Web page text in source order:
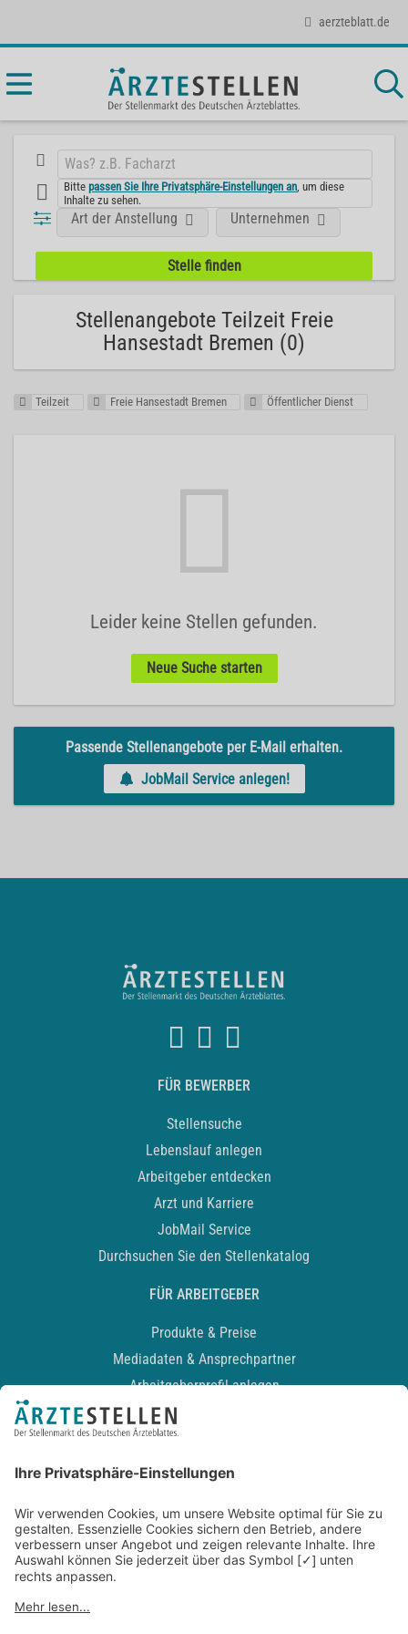
aerzteblatt.de
Bittepassen Sie Ihre Privatsphäre-Einstellungen an , um diese
Inhalte zu sehen.
Art der Anstellung Unternehmen
Stellenangebote Teilzeit Freie
Hansestadt Bremen (0)
Teilzeit Freie Hansestadt Bremen Öffentlicher Dienst
Leider keine Stellen gefunden.
Neue Suche starten
Passende Stellenangebote per E-Mail erhalten.
JobMail Service anlegen!
FÜR BEWERBER
Stellensuche
Lebenslauf anlegen
Arbeitgeber entdecken
Arzt und Karriere
JobMail Service
Durchsuchen Sie den Stellenkatalog
FÜR ARBEITGEBER
Produkte & Preise
Mediadaten & Ansprechpartner
Arbeitgeberprofil anlegen
Recruiting-Podcast
Kontakt
Datenschutz
Newsletter